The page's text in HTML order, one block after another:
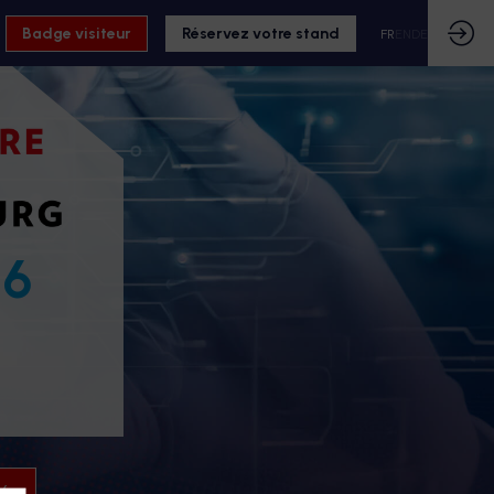
Badge visiteur Réservez votre stand FR